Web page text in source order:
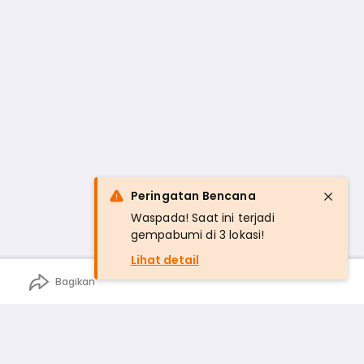
Bagikan
Peringatan Bencana
Waspada! Saat ini terjadi
gempabumi di 3 lokasi!
Lihat detail